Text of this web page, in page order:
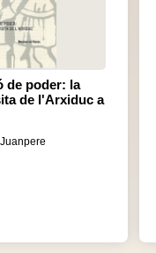
de poder: la
de l'Arxiduc a